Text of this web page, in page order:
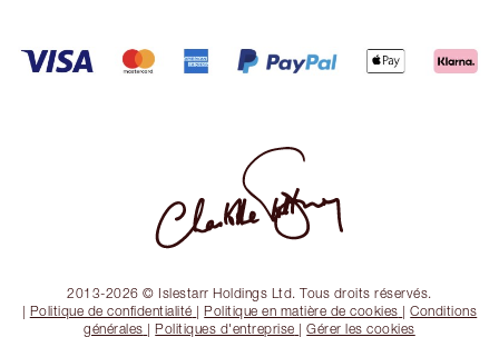
2013-2026 © Islestarr Holdings Ltd. Tous droits réservés.
| Politique de confidentialité |Politique en matière de cookies |Conditions
générales |Politiques d'entreprise |Gérer les cookies